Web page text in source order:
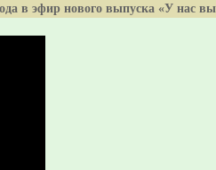
в эфир нового выпуска «У нас